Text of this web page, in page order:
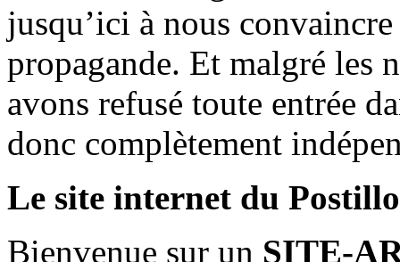
jusqu’ici à nous
propagande. Et malgré les
avons refusé toute entrée
donc complètement
Le site internet du
Bienvenue sur un SITE-